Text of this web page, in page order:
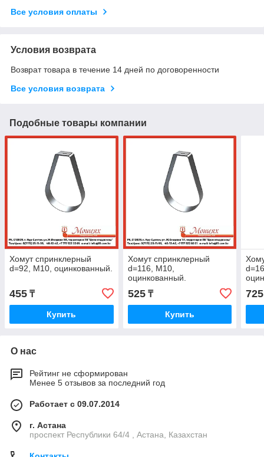
Все условия оплаты
Условия возврата
Возврат товара в течение 14 дней по договоренности
Все условия возврата
Подобные товары компании
Хомут спринклерный
d=92, М10, оцинкованный.
455 ₸
Купить
Хомут спринклерный
d=116, М10,
оцинкованный.
525₸
Купить
725
О нас
Рейтинг не сформирован
Менее 5 отзывов за последний год
Работает с 09.07.2014
г. Астана
проспект Республики 64/4 , Астана, Казахстан